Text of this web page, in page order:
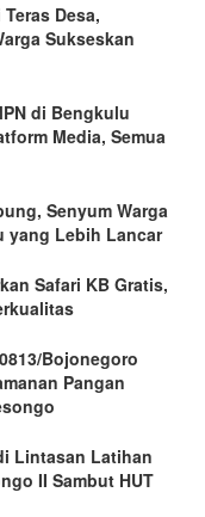
Desa,
Sukseskan
di Bengkulu
Media, Semua
Senyum Warga
yang Lebih Lancar
Safari KB Gratis,
Bojonegoro
Pangan
Lintasan Latihan
II Sambut HUT